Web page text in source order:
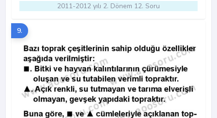
2011-2012 yılı 2. Dönem 12. Soru
9.